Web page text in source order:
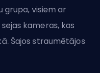
grupa, visiem ar
kameras, kas
Šajos straumētājos